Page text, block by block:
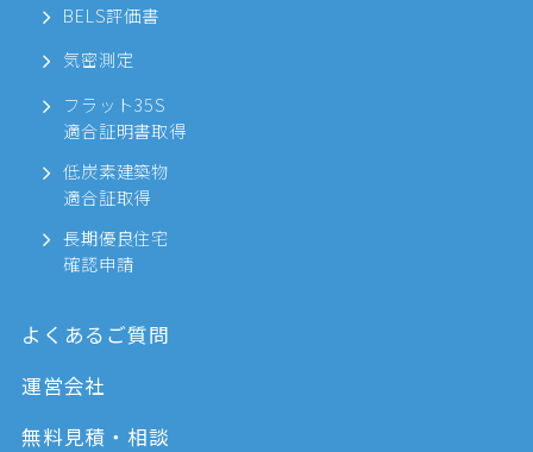
BELS評価書
気密測定
フラット35S
適合証明書取得
低炭素建築物
適合証取得
長期優良住宅
確認申請
よくあるご質問
運営会社
無料見積・相談